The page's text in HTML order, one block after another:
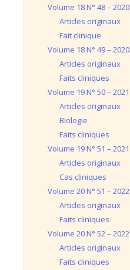
Volume 18 N° 48 – 2020
Articles originaux
Fait clinique
Volume 18 N° 49 – 2020
Articles originaux
Faits cliniques
Volume 19 N° 50 – 2021
Articles originaux
Biologie
Faits cliniques
Volume 19 N° 51 – 2021
Articles originaux
Cas cliniques
Volume 20 N° 51 – 2022
Articles originaux
Faits cliniques
Volume 20 N° 52 – 2022
Articles originaux
Faits cliniques